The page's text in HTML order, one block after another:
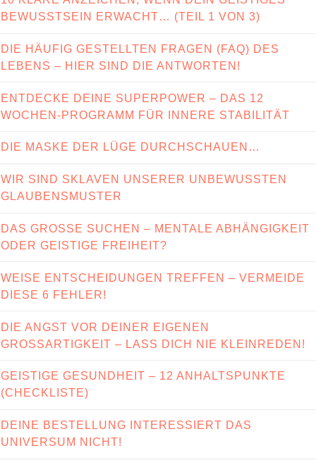
BEWUSSTSEIN ERWACHT… (TEIL 1 VON 3)
DIE HÄUFIG GESTELLTEN FRAGEN (FAQ) DES
LEBENS – HIER SIND DIE ANTWORTEN!
ENTDECKE DEINE SUPERPOWER – DAS 12
WOCHEN-PROGRAMM FÜR INNERE STABILITÄT
DIE MASKE DER LÜGE DURCHSCHAUEN…
WIR SIND SKLAVEN UNSERER UNBEWUSSTEN
GLAUBENSMUSTER
DAS GROSSE SUCHEN – MENTALE ABHÄNGIGKEIT
ODER GEISTIGE FREIHEIT?
WEISE ENTSCHEIDUNGEN TREFFEN – VERMEIDE
DIESE 6 FEHLER!
DIE ANGST VOR DEINER EIGENEN
GROSSARTIGKEIT – LASS DICH NIE KLEINREDEN!
GEISTIGE GESUNDHEIT – 12 ANHALTSPUNKTE
(CHECKLISTE)
DEINE BESTELLUNG INTERESSIERT DAS
UNIVERSUM NICHT!